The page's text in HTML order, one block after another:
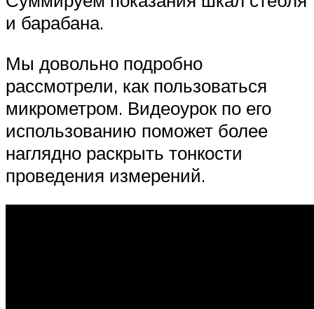
и барабана.
Мы довольно подробно
рассмотрели, как пользоваться
микрометром. Видеоурок по его
использованию поможет более
наглядно раскрыть тонкости
проведения измерений.